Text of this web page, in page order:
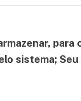
sistema;